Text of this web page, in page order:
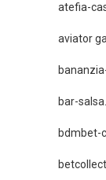
atefia-
aviator
bar-
bdmbet-